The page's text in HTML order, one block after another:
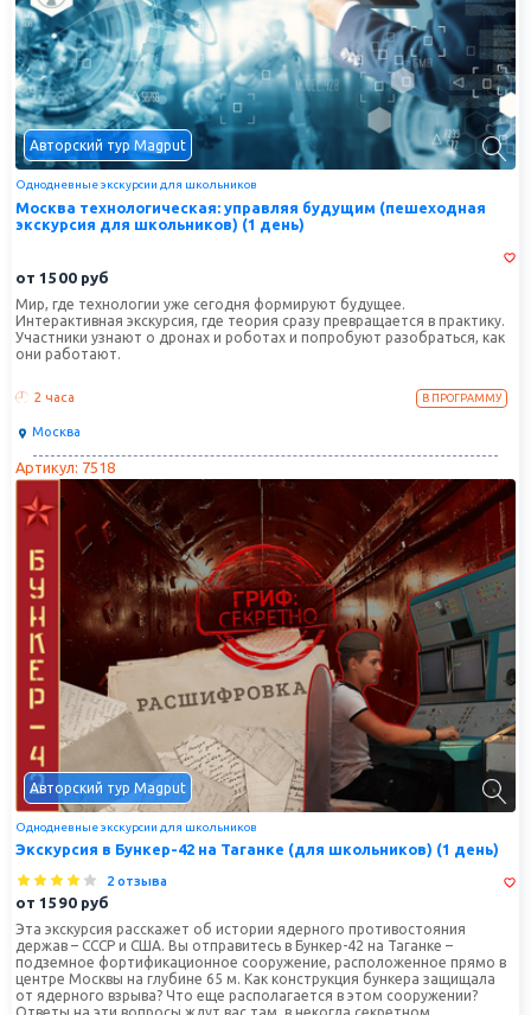
Авторский тур Magput
Однодневные экскурсии для школьников
Москва технологическая: управляя будущим (пешеходная
экскурсия для школьников) (1 день)
от 1500 руб
Мир, где технологии уже сегодня формируют будущее.
Интерактивная экскурсия, где теория сразу превращается в практику.
Участники узнают о дронах и роботах и попробуют разобраться, как
они работают.
2 часа В ПРОГРАММУ
Москва
Артикул: 7518
Авторский тур Magput
Однодневные экскурсии для школьников
Экскурсия в Бункер-42 на Таганке (для школьников) (1 день)
2 отзыва
от 1590 руб
Эта экскурсия расскажет об истории ядерного противостояния
держав – СССР и США. Вы отправитесь в Бункер-42 на Таганке –
подземное фортификационное сооружение, расположенное прямо в
центре Москвы на глубине 65 м. Как конструкция бункера защищала
от ядерного взрыва? Что еще располагается в этом сооружении?